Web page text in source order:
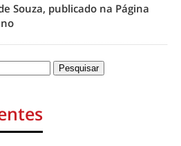
Souza, publicado na Página